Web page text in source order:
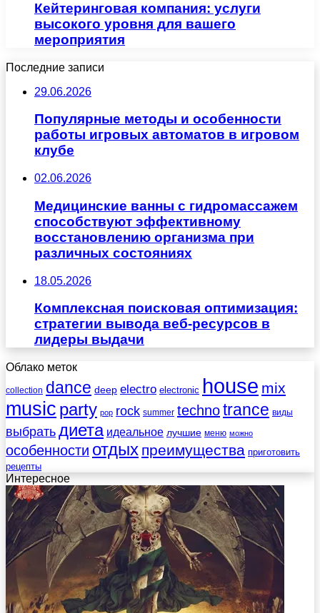
Кейтеринговая компания: услуги
высокого уровня для вашего
мероприятия
Последние записи
29.06.2026
Популярные методы и особенности
работы игровых автоматов в игровом
клубе
02.06.2026
Медицинские ванны с гидромассажем
способствуют эффективному
восстановлению организма при
различных состояниях
18.05.2026
Комплексная поисковая оптимизация:
стратегии вывода веб-ресурсов в
лидеры выдачи
Облако меток
collection dance deep electro electronic house mix
music party pop rock summer technotrance виды
выбратьдиета идеальное лучшие меню можно
особенности отдых преимущества приготовить
рецепты
Интересное